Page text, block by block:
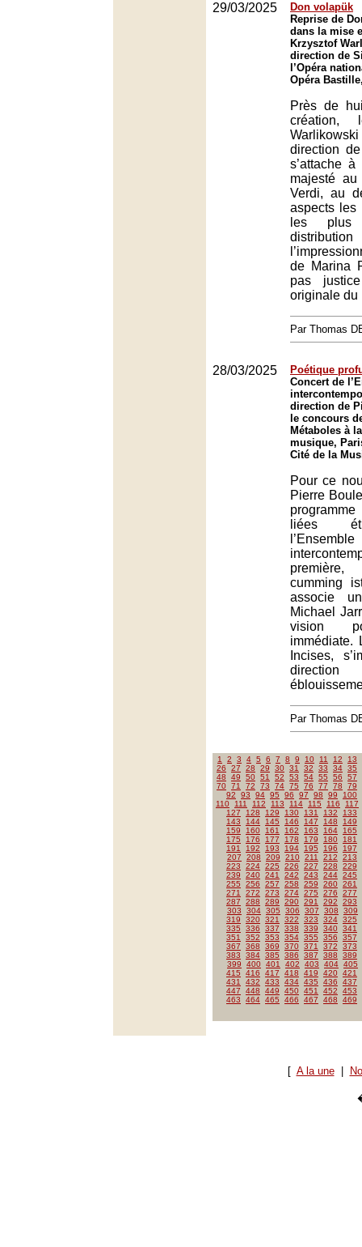
29/03/2025
Don volapük
Reprise de
dans la mise
Krzysztof
direction de
l’Opéra
Opéra
Près de
direction
s’attache
majesté
Verdi, au
aspects les
les plus
de Marina
pas
originale du
Par Thomas
28/03/2025
Poétique
Concert de
direction de
le concours
Métaboles à
musique,
Cité de la
Pour ce
Pierre
liées
l’Ensemble
cumming
associe
Michael
vision
immédiate.
Incises,
Par Thomas
1 2 3 4 5 6 7 8 9 10 11 12
13
26
27 28 29 30 31 32 33 34 35
48
49 50 51 52 53 54 55 56
57
70 71 72 73 74 75 76 77 78
79
92
93 94 95 96 97 98 99
100
110
111 112 113 114 115 116
117
127
128 129 130 131 132
133
143
144 145 146 147 148
149
159
160 161 162 163 164
165
175
176 177 178 179 180
181
191
192 193 194 195 196
197
207
208 209 210 211 212
213
223
224 225 226 227 228
229
239
240 241 242 243 244 245
255
256 257 258 259 260 261
271
272 273 274 275 276
277
287
288 289 290 291 292
293
303
304 305 306 307 308
309
319
320 321 322 323 324 325
335
336 337 338 339 340 341
351
352 353 354 355 356
357
367
368 369 370 371 372
373
383
384 385 386 387 388
389
399
400 401 402 403 404 405
415
416 417 418 419 420 421
431
432 433 434 435 436
437
447
448 449 450 451 452
453
463
464 465 466 467 468 469
[ A la une|